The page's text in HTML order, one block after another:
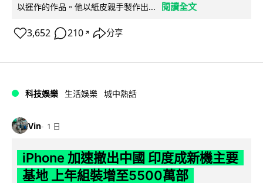
以運作的作品。他以紙皮親手製作出...
閱讀全文
3,652 210 ↗ 分享
科技娛樂 生活娛樂 城中熱話
Vin 1 日
iPhone 加速撤出中國 印度成新機主要
基地 上年組裝增至5500萬部